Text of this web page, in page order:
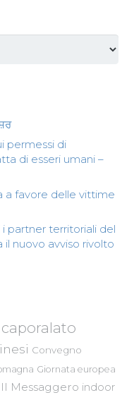
permessi di
di esseri umani –
a favore delle vittime
partner territoriali del
il nuovo avviso rivolto
caporalato
Convegno
Giornata europea
Il Messaggero indoor